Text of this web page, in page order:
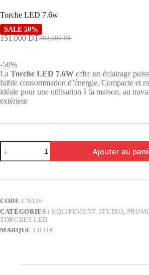
Torche LED 7.6w
SALE 50%
302,000DT
Le
était :
302,000 DT.
151,000 DTLe
est :
151,000 DT.
-50%
La Torche LED 7.6W offre un éclairage
faible consommation d’énergie. Compacte et
idéale pour une utilisation à la maison, au
extérieur
quantité
de
Torche
7.6w
Ajouter au
CODECN126
CATÉGORIES :EQUIPEMENT STUDIO,
TORCHES LED
MARQUE : ILUX